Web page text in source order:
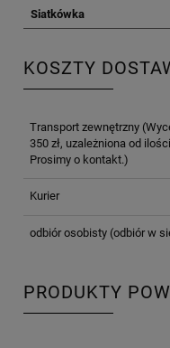
Siatkówka
KOSZTY
CENA NIE ZAWIERA
Transport zewnętrzny
350 zł, uzależniona od
Prosimy o kontakt.)
Kurier
odbiór osobisty(odbiór w
PRODUKTY